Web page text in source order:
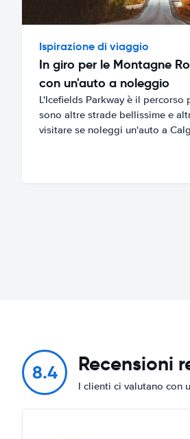
Ispirazione di viaggio
In giro per le Montagne
con un'auto a noleggio
L'Icefields Parkway è il percorso
sono altre strade bellissime e
visitare se noleggi un'auto a
8.4 Recensioni
I clienti ci valutano con